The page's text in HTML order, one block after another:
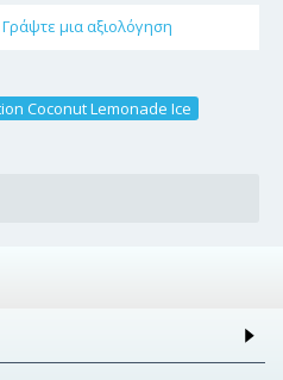
Γράψτε μια αξιολόγηση
Coconut Lemonade Ice